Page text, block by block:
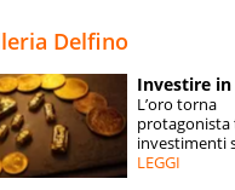
ESPERTI
CONTATTI
Delfino
Investire
L’oro torna
protagonista
investimenti
LEGGI